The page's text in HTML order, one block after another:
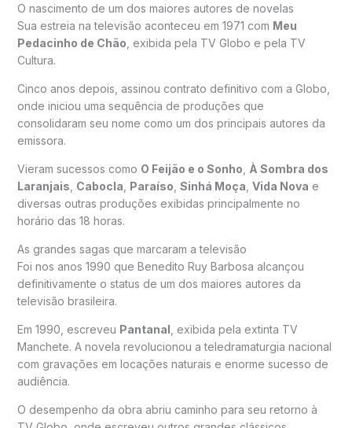
O nascimento de um dos maiores autores de novelas
Sua estreia na televisão aconteceu em 1971 com Meu
Pedacinho de Chão , exibida pela TV Globo e pela TV
Cultura.
Cinco anos depois, assinou contrato definitivo com a Globo,
onde iniciou uma sequência de produções que
consolidaram seu nome como um dos principais autores da
emissora.
Vieram sucessos como O Feijão e o Sonho À Sombra dos
Laranjais Cabocla Paraíso Sinhá Moça Vida Nova e
diversas outras produções exibidas principalmente no
horário das 18 horas.
As grandes sagas que marcaram a televisão
Foi nos anos 1990 que Benedito Ruy Barbosa alcançou
definitivamente o status de um dos maiores autores da
televisão brasileira.
Em 1990, escreveu Pantanal , exibida pela extinta TV
Manchete. A novela revolucionou a teledramaturgia nacional
com gravações em locações naturais e enorme sucesso de
audiência.
O desempenho da obra abriu caminho para seu retorno à